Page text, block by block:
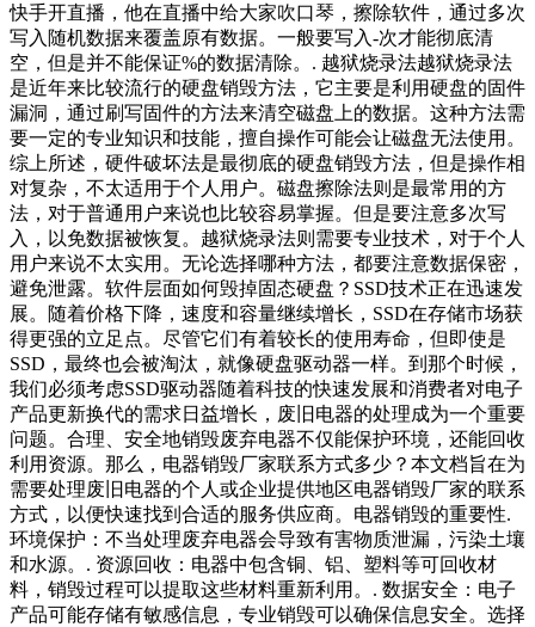
快手开直播，他在直播中给大家吹口琴，擦除软件，通过多次
写入随机数据来覆盖原有数据。一般要写入-次才能彻底清
空，但是并不能保证%的数据清除。. 越狱烧录法越狱烧录法
是近年来比较流行的硬盘销毁方法，它主要是利用硬盘的固件
漏洞，通过刷写固件的方法来清空磁盘上的数据。这种方法需
要一定的专业知识和技能，擅自操作可能会让磁盘无法使用。
综上所述，硬件破坏法是最彻底的硬盘销毁方法，但是操作相
对复杂，不太适用于个人用户。磁盘擦除法则是最常用的方
法，对于普通用户来说也比较容易掌握。但是要注意多次写
入，以免数据被恢复。越狱烧录法则需要专业技术，对于个人
用户来说不太实用。无论选择哪种方法，都要注意数据保密，
避免泄露。软件层面如何毁掉固态硬盘？SSD技术正在迅速发
展。随着价格下降，速度和容量继续增长，SSD在存储市场获
得更强的立足点。尽管它们有着较长的使用寿命，但即使是
SSD，最终也会被淘汰，就像硬盘驱动器一样。到那个时候，
我们必须考虑SSD驱动器随着科技的快速发展和消费者对电子
产品更新换代的需求日益增长，废旧电器的处理成为一个重要
问题。合理、安全地销毁废弃电器不仅能保护环境，还能回收
利用资源。那么，电器销毁厂家联系方式多少？本文档旨在为
需要处理废旧电器的个人或企业提供地区电器销毁厂家的联系
方式，以便快速找到合适的服务供应商。电器销毁的重要性.
环境保护：不当处理废弃电器会导致有害物质泄漏，污染土壤
和水源。. 资源回收：电器中包含铜、铝、塑料等可回收材
料，销毁过程可以提取这些材料重新利用。. 数据安全：电子
产品可能存储有敏感信息，专业销毁可以确保信息安全。选择